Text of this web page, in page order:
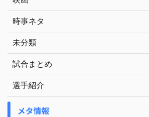
時事ネタ
未分類
試合まとめ
選手紹介
メタ情報